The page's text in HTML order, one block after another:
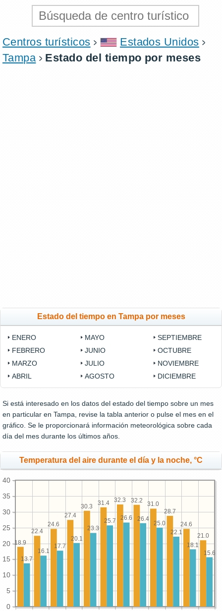
Centros turísticos
Estados Unidos
Tampa
Estado del tiempo por meses
Estado del tiempo en Tampa por meses
ENERO
FEBRERO
MARZO
ABRIL
MAYO
JUNIO
JULIO
AGOSTO
SEPTIEMBRE
OCTUBRE
NOVIEMBRE
DICIEMBRE
Si está interesado en los datos del estado del tiempo sobre un mes
en particular en Tampa, revise la tabla anterior o pulse el mes en el
gráfico. Se le proporcionará información meteorológica sobre cada
día del mes durante los últimos años.
Temperatura del aire durante el día y la noche, °C
0
5
10
15
20
25
30
35
40
21.0
24.6
28.7
31.0
32.2
32.3
31.4
30.3
27.4
24.6
22.4
18.9
15.6
18.1
22.1
25.0
26.4
26.6
25.7
23.3
20.1
17.7
16.1
13.7